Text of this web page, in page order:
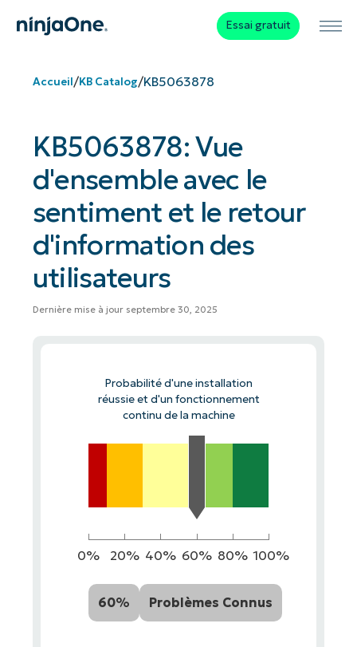
Essai gratuit
Accueil/KB Catalog/KB5063878
KB5063878: Vue
d'ensemble avec le
sentiment et le retour
d'information des
utilisateurs
Dernière mise à jour septembre 30, 2025
Probabilité d'une installation
réussie et d'un fonctionnement
continu de la machine
0% 20% 40% 60% 80% 100%
60% Problèmes Connus